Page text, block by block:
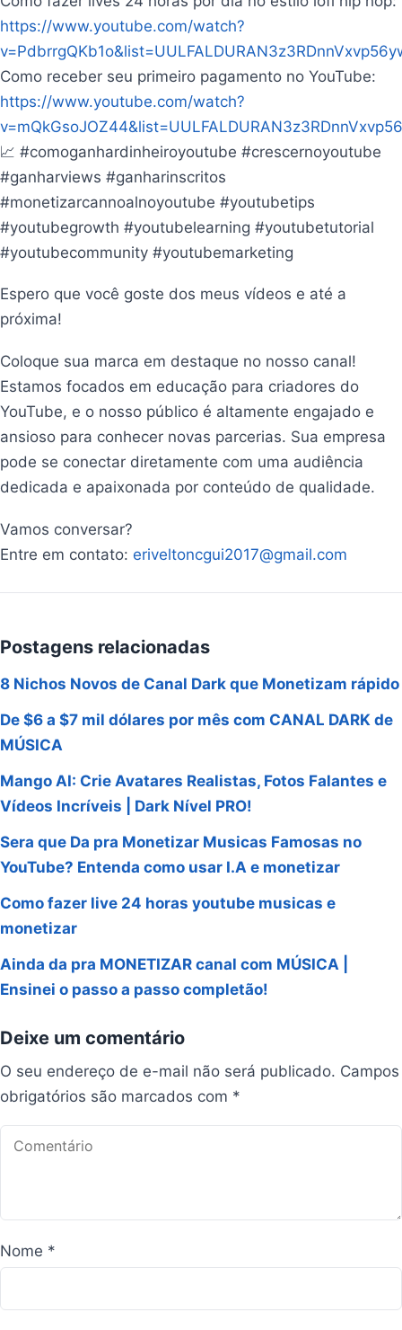
https://www.youtube.com/watch?
Como receber seu primeiro pagamento no YouTube:
https://www.youtube.com/watch?
📈 #comoganhardinheiroyoutube #crescernoyoutube
#ganharviews #ganharinscritos
#monetizarcannoalnoyoutube #youtubetips
#youtubegrowth #youtubelearning #youtubetutorial
#youtubecommunity #youtubemarketing
Espero que você goste dos meus vídeos e até a
próxima!
Coloque sua marca em destaque no nosso canal!
Estamos focados em educação para criadores do
YouTube, e o nosso público é altamente engajado e
ansioso para conhecer novas parcerias. Sua empresa
pode se conectar diretamente com uma audiência
dedicada e apaixonada por conteúdo de qualidade.
Vamos conversar?
Entre em contato: eriveltoncgui2017@gmail.com
Postagens relacionadas
8 Nichos Novos de Canal Dark que Monetizam rápido
De $6 a $7 mil dólares por mês com CANAL DARK de
MÚSICA
Mango AI: Crie Avatares Realistas, Fotos Falantes e
Vídeos Incríveis | Dark Nível PRO!
Sera que Da pra Monetizar Musicas Famosas no
YouTube? Entenda como usar I.A e monetizar
Como fazer live 24 horas youtube musicas e
monetizar
Ainda da pra MONETIZAR canal com MÚSICA |
Ensinei o passo a passo completão!
Deixe um comentário
O seu endereço de e-mail não será publicado. Campos
obrigatórios são marcados com *
Nome *